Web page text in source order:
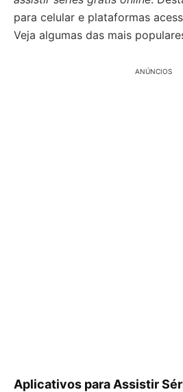
para celular e plataformas
Veja algumas das mais
ANÚNCIOS
Aplicativos para Assistir